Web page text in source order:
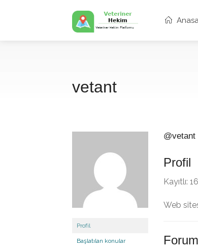
vetant
Profil
Başlatılan konular
@vetant
Profil
Kayıtlı:
Web